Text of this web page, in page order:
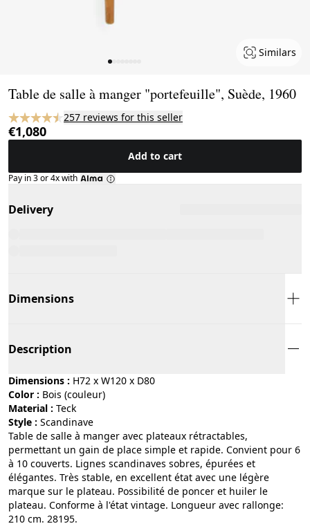
Similars
Table de salle à manger "portefeuille", Suède, 1960
257 reviews for this seller
€1,080
Add to cart
Pay in 3 or 4x with
Delivery
Dimensions
Description
Dimensions : H72 x W120 x D80
Color :
bois (couleur)
Material :
teck
Style :
scandinave
Table de salle à manger avec plateaux rétractables,
permettant un gain de place simple et rapide. Convient pour 6
à 10 couverts. Lignes scandinaves sobres, épurées et
élégantes. Très stable, en excellent état avec une légère
marque sur le plateau. Possibilité de poncer et huiler le
plateau. Conforme à l'état vintage. Longueur avec rallonge:
210 cm. 28195.